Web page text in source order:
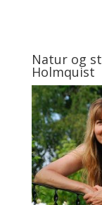
Natur og
Holmquist